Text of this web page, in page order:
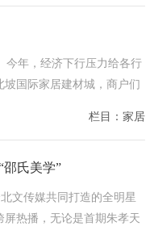
今年，经济下行压力给各行
国际家居建材城，商户们
栏目：家居
邵氏美学”
文传媒共同打造的全明星
热播，无论是首期朱孝天